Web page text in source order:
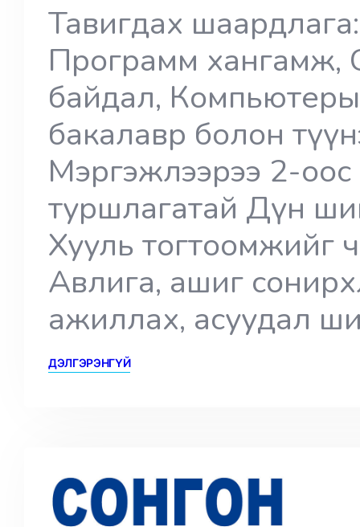
Тавигдах
Программ хангамж,
байдал,
бакалавр болон
Мэргэжлээрээ 2-
туршлагатай Дүн
Хууль тогтоомжийг
Авлига, ашиг
ажиллах, асуудал
ДЭЛГЭРЭНГҮЙ